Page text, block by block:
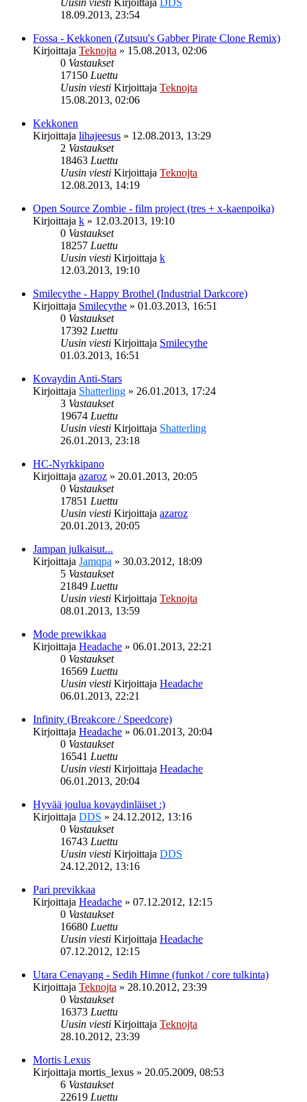
18.09.2013, 23:54
Fossa - Kekkonen (Zutsuu's Gabber Pirate Clone Remix)
Kirjoittaja Teknojta » 15.08.2013, 02:06
0 Vastaukset
17150 Luettu
Uusin viesti Kirjoittaja Teknojta
15.08.2013, 02:06
Kekkonen
Kirjoittaja lihajeesus » 12.08.2013, 13:29
2 Vastaukset
18463 Luettu
Uusin viesti Kirjoittaja Teknojta
12.08.2013, 14:19
Open Source Zombie - film project (tres + x-kaenpoika)
Kirjoittaja k » 12.03.2013, 19:10
0 Vastaukset
18257 Luettu
Uusin viesti Kirjoittaja k
12.03.2013, 19:10
Smilecythe - Happy Brothel (Industrial Darkcore)
Kirjoittaja Smilecythe » 01.03.2013, 16:51
0 Vastaukset
17392 Luettu
Uusin viesti Kirjoittaja Smilecythe
01.03.2013, 16:51
Kovaydin Anti-Stars
Kirjoittaja Shatterling » 26.01.2013, 17:24
3 Vastaukset
19674 Luettu
Uusin viesti Kirjoittaja Shatterling
26.01.2013, 23:18
HC-Nyrkkipano
Kirjoittaja azaroz » 20.01.2013, 20:05
0 Vastaukset
17851 Luettu
Uusin viesti Kirjoittaja azaroz
20.01.2013, 20:05
Jampan julkaisut...
Kirjoittaja Jamqpa » 30.03.2012, 18:09
5 Vastaukset
21849 Luettu
Uusin viesti Kirjoittaja Teknojta
08.01.2013, 13:59
Mode prewikkaa
Kirjoittaja Headache » 06.01.2013, 22:21
0 Vastaukset
16569 Luettu
Uusin viesti Kirjoittaja Headache
06.01.2013, 22:21
Infinity (Breakcore / Speedcore)
Kirjoittaja Headache » 06.01.2013, 20:04
0 Vastaukset
16541 Luettu
Uusin viesti Kirjoittaja Headache
06.01.2013, 20:04
Hyvää joulua kovaydinläiset :)
Kirjoittaja DDS » 24.12.2012, 13:16
0 Vastaukset
16743 Luettu
Uusin viesti Kirjoittaja DDS
24.12.2012, 13:16
Pari previkkaa
Kirjoittaja Headache » 07.12.2012, 12:15
0 Vastaukset
16680 Luettu
Uusin viesti Kirjoittaja Headache
07.12.2012, 12:15
Utara Cenayang - Sedih Himne (funkot / core tulkinta)
Kirjoittaja Teknojta » 28.10.2012, 23:39
0 Vastaukset
16373 Luettu
Uusin viesti Kirjoittaja Teknojta
28.10.2012, 23:39
Mortis Lexus
Kirjoittaja mortis_lexus » 20.05.2009, 08:53
6 Vastaukset
22619 Luettu